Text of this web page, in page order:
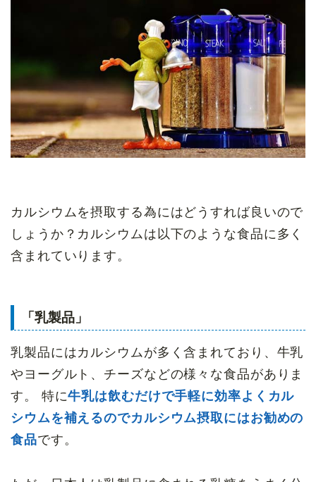
カルシウムを摂取する為にはどうすれば良いので
しょうか？カルシウムは以下のような食品に多く
含まれていります。
「乳製品」
乳製品にはカルシウムが多く含まれており、牛乳
やヨーグルト、チーズなどの様々な食品がありま
す。 特に牛乳は飲むだけで手軽に効率よくカル
シウムを補えるのでカルシウム摂取にはお勧めの
食品です。